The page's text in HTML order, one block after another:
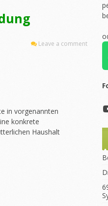
Leave a comment
in vorgenannten
konkrete
Haushalt